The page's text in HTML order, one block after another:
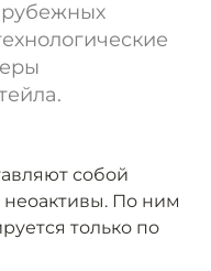
собой
По ним
только по